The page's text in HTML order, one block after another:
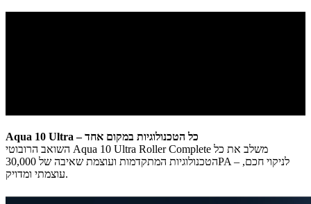
השואב הרובוטי Aqua 10 Ultra Roller Complete משלב את כל
הטכנולוגיות המתקדמות ועוצמת שאיבה של 30,000PA – לניקוי חכם,
עוצמתי ומדויק.